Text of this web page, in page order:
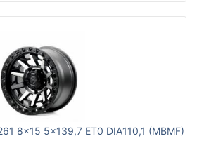
8x15 5x139,7 ET0 DIA110,1 (MBMF)